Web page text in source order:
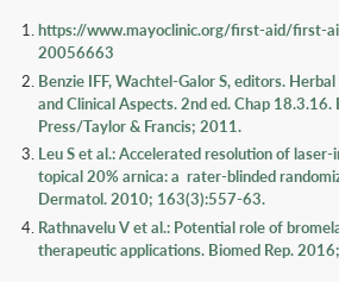
https://www.mayoclinic.org/first-aid/first-
20056663
Benzie IFF, Wachtel-Galor S, editors.
and Clinical Aspects. 2nd ed. Chap 18.3.16.
Press/Taylor & Francis; 2011.
Leu S et al.: Accelerated resolution of
topical 20% arnica: a rater-blinded
Dermatol. 2010; 163(3):557-63.
Rathnavelu V et al.: Potential role of
therapeutic applications. Biomed Rep.